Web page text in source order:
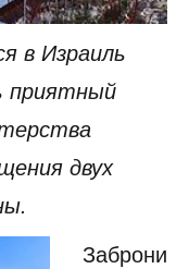
в Израиль
приятный
двух
Заброни